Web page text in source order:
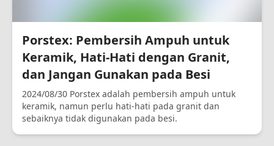
Porstex: Pembersih Ampuh untuk
Keramik, Hati-Hati dengan Granit,
dan Jangan Gunakan pada Besi
2024/08/30 Porstex adalah pembersih ampuh untuk
keramik, namun perlu hati-hati pada granit dan
sebaiknya tidak digunakan pada besi.